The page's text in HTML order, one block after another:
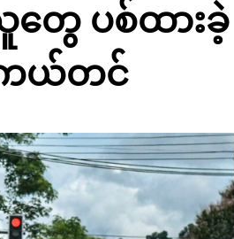
တွေ ပစ်ထားခဲ့
ကယ်တင်